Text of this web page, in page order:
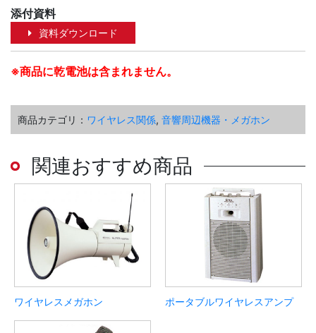
添付資料
資料ダウンロード
※商品に乾電池は含まれません。
商品カテゴリ： ワイヤレス関係, 音響周辺機器・メガホン
関連おすすめ商品
ワイヤレスメガホン ポータブルワイヤレスアンプ